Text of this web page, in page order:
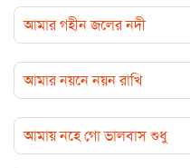
আমার গহীন জলের নদী
আমার নয়নে নয়ন রাখি
আমায় নহে গো ভালবাস শুধু